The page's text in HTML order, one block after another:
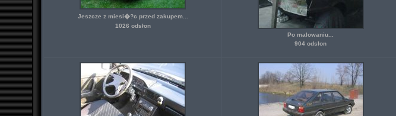
Jeszcze z miesi�?c przed zakupem...
1026 odsłon
Po malowaniu...
904 odsłon